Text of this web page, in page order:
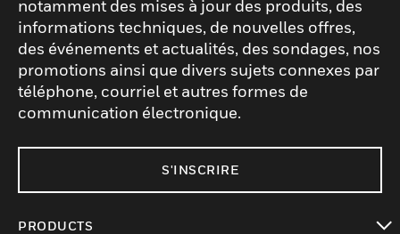
notamment des mises à jour des produits, des
informations techniques, de nouvelles offres,
des événements et actualités, des sondages, nos
promotions ainsi que divers sujets connexes par
téléphone, courriel et autres formes de
communication électronique.
S'INSCRIRE
PRODUCTS